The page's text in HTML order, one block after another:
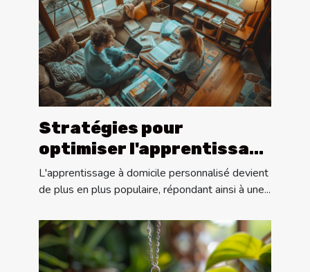
Stratégies pour
optimiser l'apprentissage
lors des cours
particuliers à domicile
L'apprentissage à domicile personnalisé devient
de plus en plus populaire, répondant ainsi à une...